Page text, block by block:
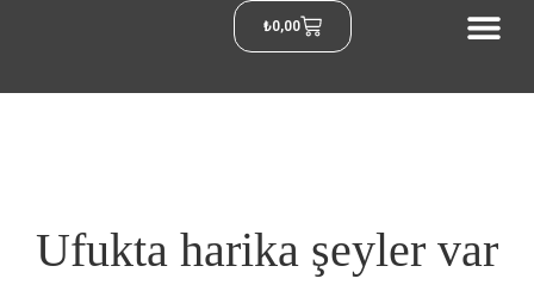
₺0,00
Ufukta harika şeyler var